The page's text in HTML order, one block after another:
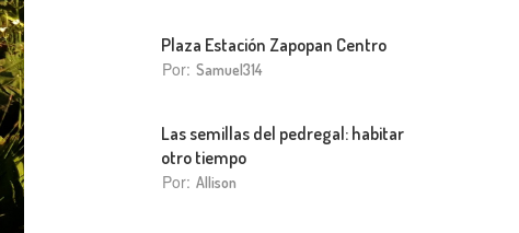
Plaza Estación Zapopan Centro
Por: Samuel314
Las semillas del pedregal: habitar
otro tiempo
Por: Allison